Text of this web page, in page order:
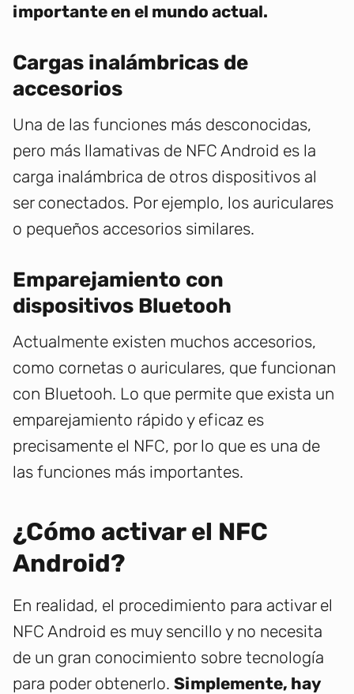
importante en el mundo actual.
Cargas inalámbricas de
accesorios
Una de las funciones más desconocidas,
pero más llamativas de NFC Android es la
carga inalámbrica de otros dispositivos al
ser conectados. Por ejemplo, los auriculares
o pequeños accesorios similares.
Emparejamiento con
dispositivos Bluetooh
Actualmente existen muchos accesorios,
como cornetas o auriculares, que funcionan
con Bluetooh. Lo que permite que exista un
emparejamiento rápido y eficaz es
precisamente el NFC, por lo que es una de
las funciones más importantes.
¿Cómo activar el NFC
Android?
En realidad, el procedimiento para activar el
NFC Android es muy sencillo y no necesita
de un gran conocimiento sobre tecnología
para poder obtenerlo. Simplemente, hay